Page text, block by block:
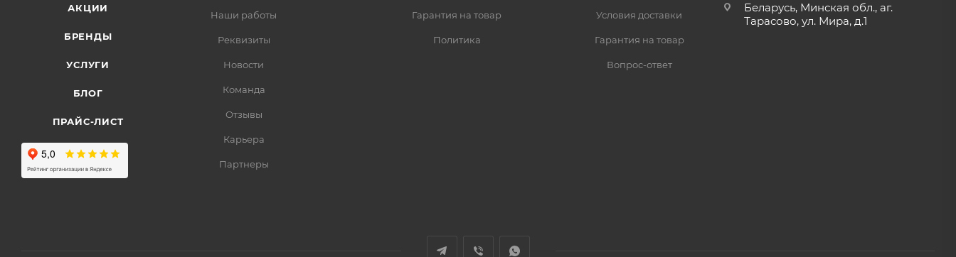
АКЦИИ
БРЕНДЫ
УСЛУГИ
БЛОГ
ПРАЙС-ЛИСТ
Наши работы
Реквизиты
Новости
Команда
Отзывы
Карьера
Партнеры
Гарантия на товар
Политика
Условия доставки
Гарантия на товар
Вопрос-ответ
Беларусь, Минская обл., аг.
Тарасово, ул. Мира, д.1